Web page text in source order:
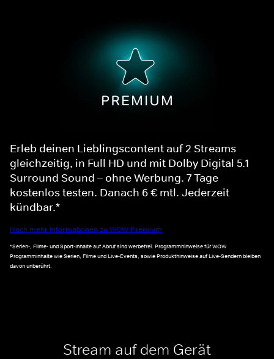
Erleb deinen Lieblingscontent auf 2 Streams
gleichzeitig, in Full HD und mit Dolby Digital 5.1
Surround Sound – ohne Werbung. 7 Tage
kostenlos testen. Danach 6 € mtl. Jederzeit
kündbar.*
Noch mehr Informationen zu WOW Premium
*Serien-, Filme- und Sport-Inhalte auf Abruf sind werbefrei. Programmhinweise für WOW
Programminhalte wie Serien, Filme und Live-Events, sowie Produkthinweise auf Live-Sendern bleiben
davon unberührt.
Stream auf dem Gerät